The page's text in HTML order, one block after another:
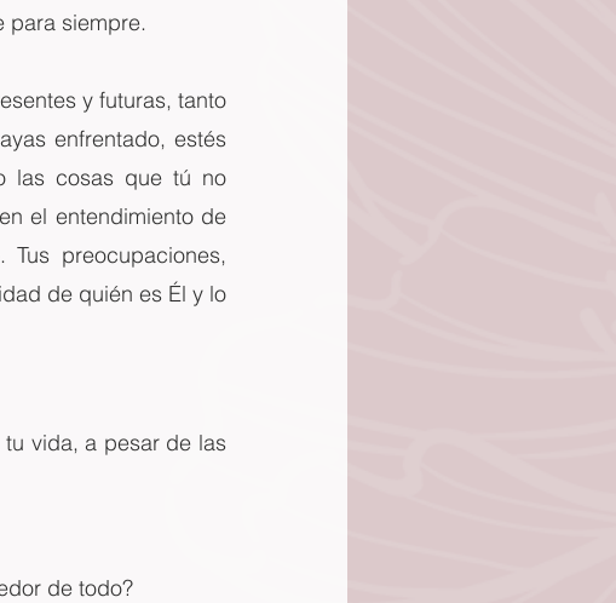
para siempre.
y futuras, tanto
enfrentado, estés
las cosas que tú no
el entendimiento de
preocupaciones,
de quién es Él y lo
vida, a pesar de las
de todo?